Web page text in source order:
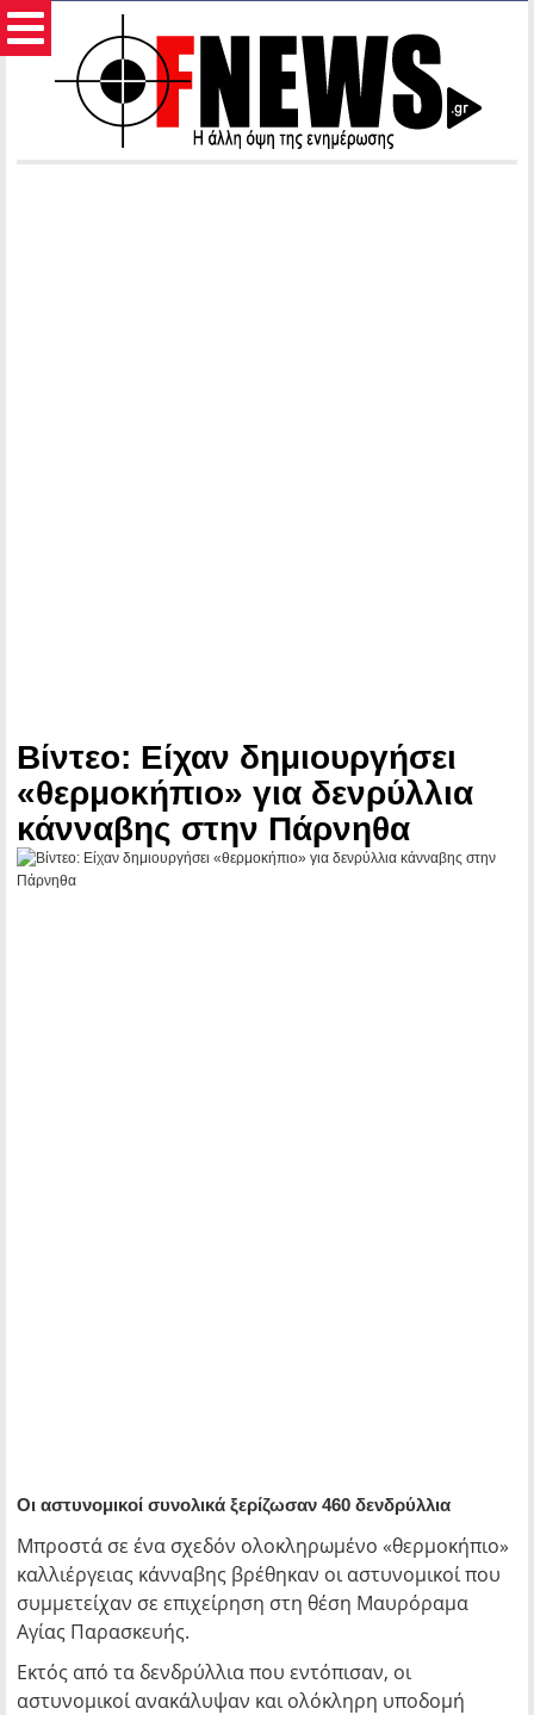
Βίντεο: Είχαν δημιουργήσει
«θερμοκήπιο» για δενρύλλια
κάνναβης στην Πάρνηθα
Οι αστυνομικοί συνολικά ξερίζωσαν 460 δενδρύλλια
Μπροστά σε ένα σχεδόν ολοκληρωμένο «θερμοκήπιο»
καλλιέργειας κάνναβης βρέθηκαν οι αστυνομικοί που
συμμετείχαν σε επιχείρηση στη θέση Μαυρόραμα
Αγίας Παρασκευής.
Εκτός από τα δενδρύλλια που εντόπισαν, οι
αστυνομικοί ανακάλυψαν και ολόκληρη υποδομή